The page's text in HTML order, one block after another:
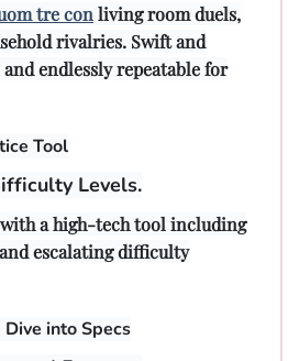
tre con living room duels,
rivalries. Swift and
endlessly repeatable for
Tool
Levels.
a high-tech tool including
escalating difficulty
into Specs